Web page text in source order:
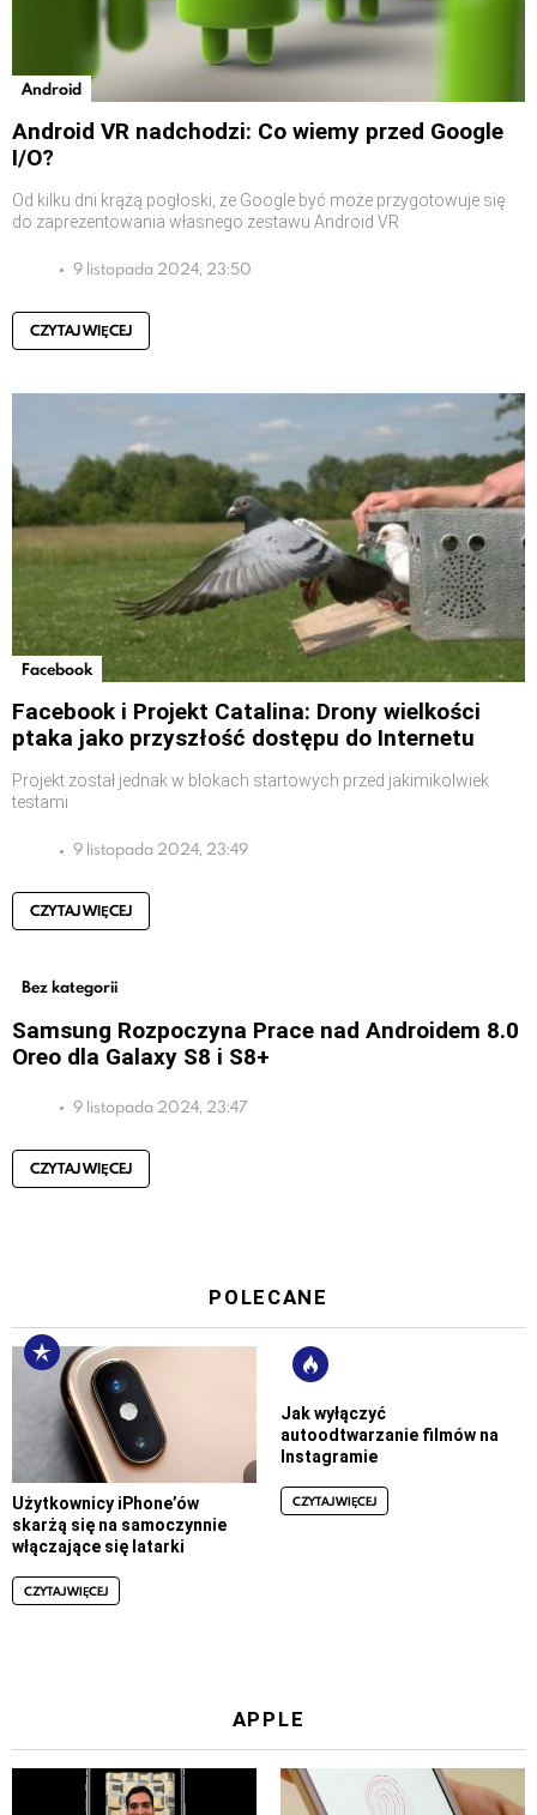
Android
Android VR nadchodzi: Co wiemy przed Google
I/O?
Od kilku dni krążą pogłoski, że Google być może przygotowuje się
do zaprezentowania własnego zestawu Android VR
9 listopada 2024, 23:50
CZYTAJ WIĘCEJ
Facebook
Facebook i Projekt Catalina: Drony wielkości
ptaka jako przyszłość dostępu do Internetu
Projekt został jednak w blokach startowych przed jakimikolwiek
testami
9 listopada 2024, 23:49
CZYTAJ WIĘCEJ
Bez kategorii
Samsung Rozpoczyna Prace nad Androidem 8.0
Oreo dla Galaxy S8 i S8+
9 listopada 2024, 23:47
CZYTAJ WIĘCEJ
POLECANE
Użytkownicy iPhone’ów
skarżą się na samoczynnie
włączające się latarki
CZYTAJ WIĘCEJ
Jak wyłączyć
autoodtwarzanie filmów na
Instagramie
CZYTAJ WIĘCEJ
APPLE